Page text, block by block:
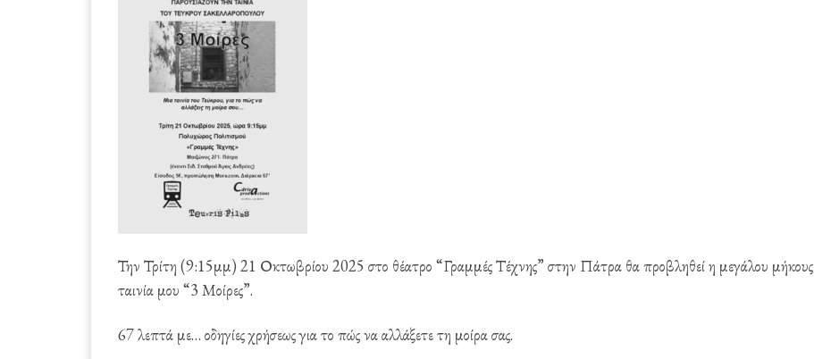
Την Τρίτη (9:15μμ) 21 Οκτωβρίου 2025 στο θέατρο “Γραμμές Τέχνης” στην Πάτρα θα προβληθεί η μεγάλου μήκους
ταινία μου “3 Μοίρες”.
67 λεπτά με… οδηγίες χρήσεως για το πώς να αλλάξετε τη μοίρα σας.